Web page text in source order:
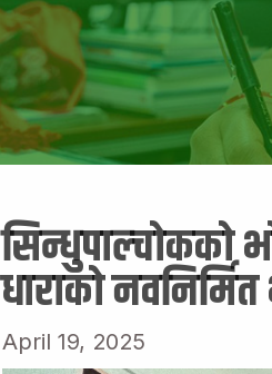
सिन्धुपाल्चोकको
धाराको
April 19, 2025